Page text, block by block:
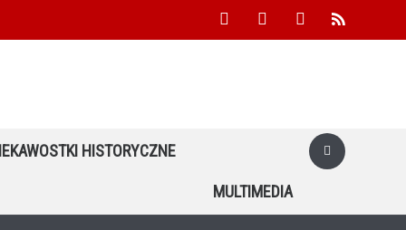
facebookyoutube twitter rss
HISTORYCZNE
MULTIMEDIA